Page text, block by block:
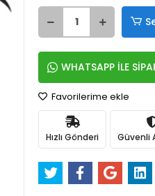
WHATSAPP İLE
Favorilerime ekle
Hızlı Gönderi Güvenli